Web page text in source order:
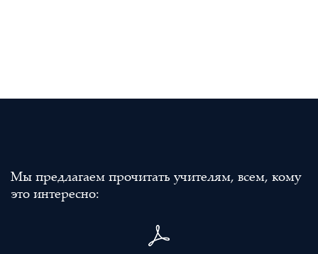
Мы предлагаем прочитать учителям, всем, кому
это интересно: